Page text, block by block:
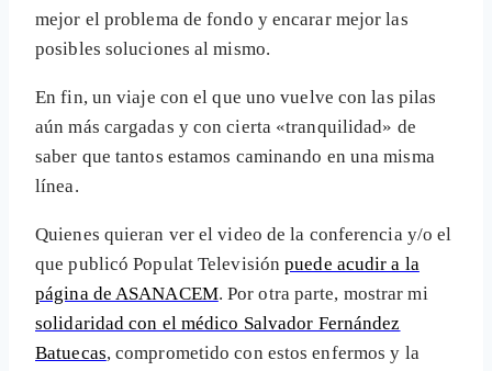
mejor el problema de fondo y encarar mejor las
posibles soluciones al mismo.
En fin, un viaje con el que uno vuelve con las pilas
aún más cargadas y con cierta «tranquilidad» de
saber que tantos estamos caminando en una misma
línea.
Quienes quieran ver el video de la conferencia y/o el
que publicó Populat Televisiónpuede acudir a la
página de ASANACEM. Por otra parte, mostrar mi
solidaridad con el médico Salvador Fernández
Batuecas, comprometido con estos enfermos y la